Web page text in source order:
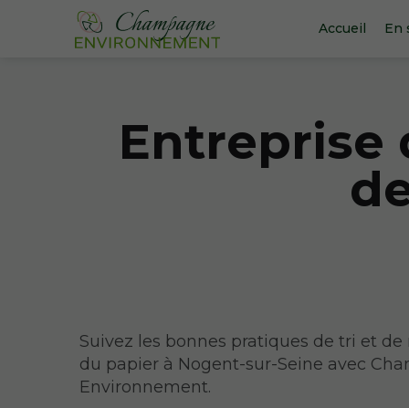
Accueil En
Entreprise
Suivez les bonnes pratiques de tri et de
du papier à Nogent-sur-Seine avec
Environnement.